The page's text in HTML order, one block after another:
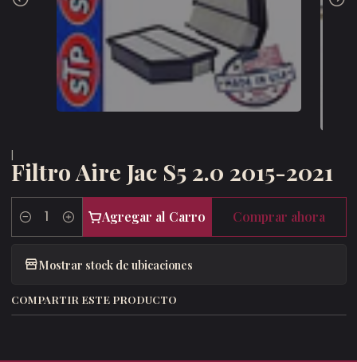
Filtro Aire Jac S5 2.0 2015-2021
Cantidad
Agregar al Carro Comprar ahora
Mostrar stock de ubicaciones
COMPARTIR ESTE PRODUCTO